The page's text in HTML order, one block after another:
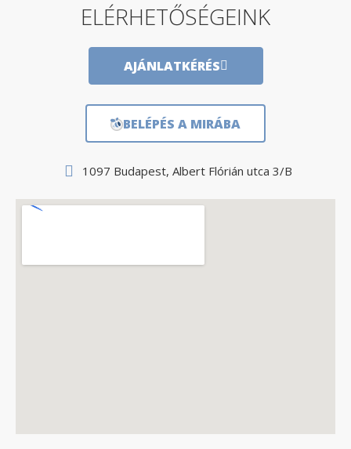
ELÉRHETŐSÉGEINK
AJÁNLATKÉRÉS
BELÉPÉS A MIRÁBA
1097 Budapest, Albert Flórián utca 3/B